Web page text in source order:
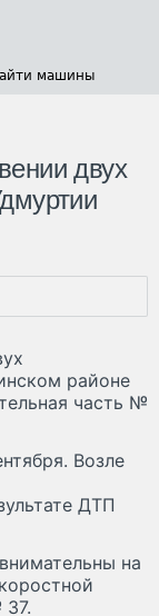
машины
двух
районе
часть №
Возле
ДТП
на